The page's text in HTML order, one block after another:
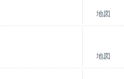
地図
地図